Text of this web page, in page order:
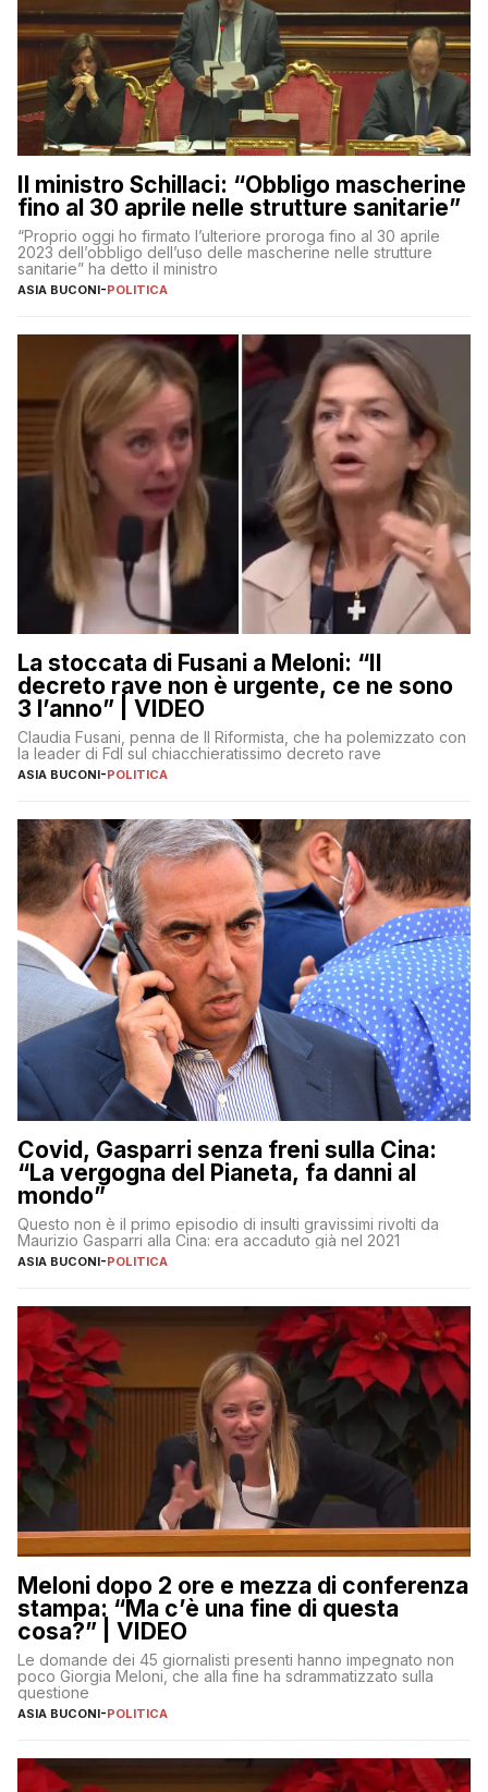
Il ministro Schillaci: “Obbligo mascherine
fino al 30 aprile nelle strutture sanitarie”
“Proprio oggi ho firmato l’ulteriore proroga fino al 30 aprile
2023 dell’obbligo dell’uso delle mascherine nelle strutture
sanitarie” ha detto il ministro
ASIA BUCONI-POLITICA
La stoccata di Fusani a Meloni: “Il
decreto rave non è urgente, ce ne sono
3 l’anno” | VIDEO
Claudia Fusani, penna de Il Riformista, che ha polemizzato con
la leader di FdI sul chiacchieratissimo decreto rave
ASIA BUCONI-POLITICA
Covid, Gasparri senza freni sulla Cina:
“La vergogna del Pianeta, fa danni al
mondo”
Questo non è il primo episodio di insulti gravissimi rivolti da
Maurizio Gasparri alla Cina: era accaduto già nel 2021
ASIA BUCONI-POLITICA
Meloni dopo 2 ore e mezza di conferenza
stampa: “Ma c’è una fine di questa
cosa?” | VIDEO
Le domande dei 45 giornalisti presenti hanno impegnato non
poco Giorgia Meloni, che alla fine ha sdrammatizzato sulla
questione
ASIA BUCONI-POLITICA